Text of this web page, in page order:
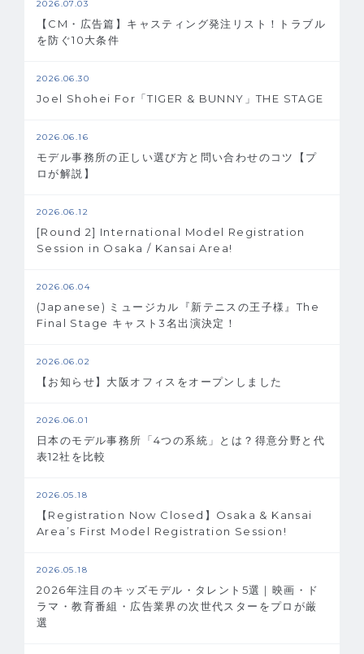
2026.07.03
【CM・広告篇】キャスティング発注リスト！トラブル
を防ぐ10大条件
2026.06.30
Joel Shohei For「TIGER & BUNNY」THE STAGE
2026.06.16
モデル事務所の正しい選び方と問い合わせのコツ【プ
ロが解説】
2026.06.12
[Round 2] International Model Registration
Session in Osaka / Kansai Area!
2026.06.04
(Japanese) ミュージカル『新テニスの王子様』The
Final Stage キャスト3名出演決定！
2026.06.02
【お知らせ】大阪オフィスをオープンしました
2026.06.01
日本のモデル事務所「4つの系統」とは？得意分野と代
表12社を比較
2026.05.18
【Registration Now Closed】Osaka & Kansai
Area’s First Model Registration Session!
2026.05.18
2026年注目のキッズモデル・タレント5選｜映画・ド
ラマ・教育番組・広告業界の次世代スターをプロが厳
選